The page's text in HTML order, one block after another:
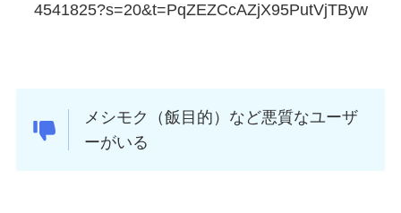
4541825?s=20&t=PqZEZCcAZjX95PutVjTByw
メシモク（飯目的）など悪質なユーザ
ーがいる